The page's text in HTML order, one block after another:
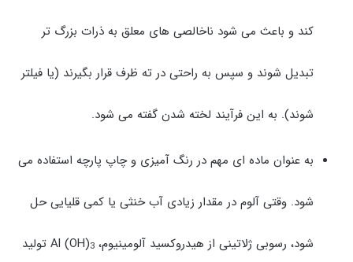
کند و باعث می شود ناخالصی های معلق به ذرات بزرگ تر
تبدیل شوند و سپس به راحتی در ته ظرف قرار بگیرند (یا فیلتر
شوند). به این فرآیند لخته شدن گفته می شود.
به عنوان ماده ای مهم در رنگ آمیزی و چاپ پارچه استفاده می
شود. وقتی آلوم در مقدار زیادی آب خنثی یا کمی قلیایی حل
شود، رسوبی ژلاتینی از هیدروکسید آلومینیوم، Al (OH) 3 تولید